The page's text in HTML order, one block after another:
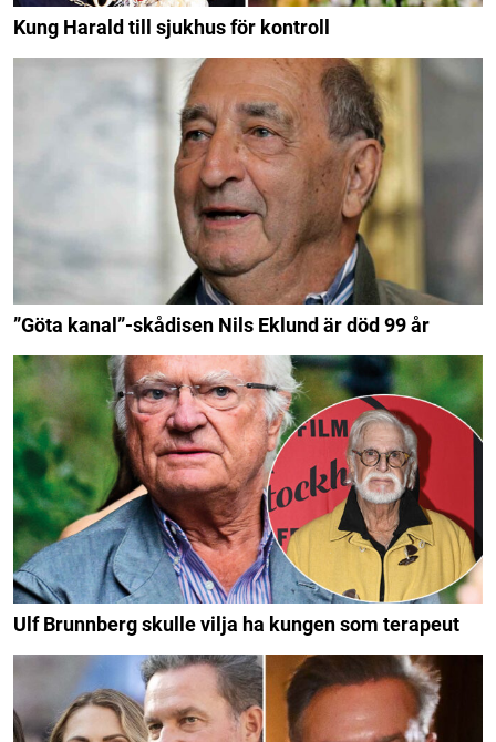
Kung Harald till sjukhus för kontroll
”Göta kanal”-skådisen Nils Eklund är död 99 år
Ulf Brunnberg skulle vilja ha kungen som terapeut